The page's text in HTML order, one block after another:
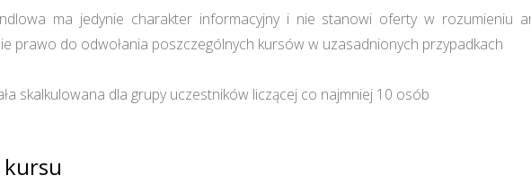
ma jedynie charakter informacyjny i nie stanowi oferty w rozumieniu
prawo do odwołania poszczególnych kursów w uzasadnionych przypadkach
skalkulowana dla grupy uczestników liczącej co najmniej 10 osób